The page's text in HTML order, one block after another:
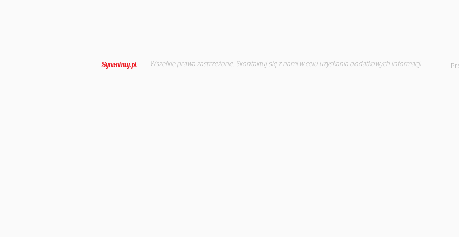
Wszelkie prawa zastrzeżone. Skontaktuj sięz nami w celu uzyskania dodatkowych informacji